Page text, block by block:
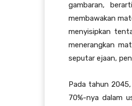
gambaran,
membawakan
menyisipkan
menerangkan
seputar ejaan,
Pada tahun
70%-nya dalam